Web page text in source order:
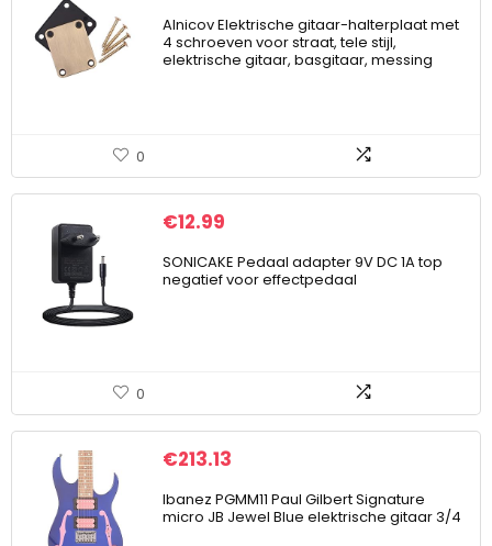
Alnicov Elektrische gitaar-halterplaat met
4 schroeven voor straat, tele stijl,
elektrische gitaar, basgitaar, messing
0
€12.99
SONICAKE Pedaal adapter 9V DC 1A top
negatief voor effectpedaal
0
€213.13
Ibanez PGMM11 Paul Gilbert Signature
micro JB Jewel Blue elektrische gitaar 3/4